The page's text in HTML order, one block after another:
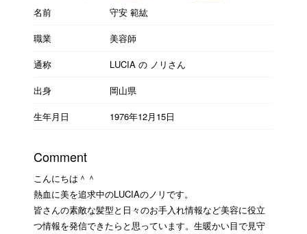
名前
守安 範紘
職業
美容師
通称
LUCIA の ノリさん
出身
岡山県
生年月日
1976年12月15日
Comment
こんにちは＾＾
熱血に美を追求中のLUCIAのノリです。
皆さんの素敵な髪型と日々のお手入れ情報など美容に役立
つ情報を発信できたらと思っています。生暖かい目で見守